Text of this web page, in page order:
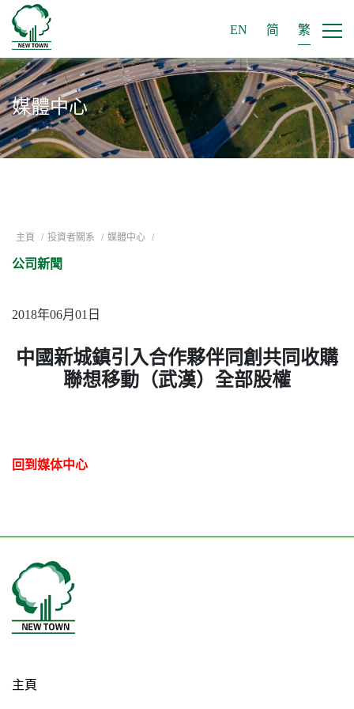
EN 简 繁
媒體中心
主頁 / 投資者關系 / 媒體中心 /
公司新聞
2018年06月01日
中國新城鎮引入合作夥伴同創共同收購
聯想移動（武漢）全部股權
回到媒体中心
主頁